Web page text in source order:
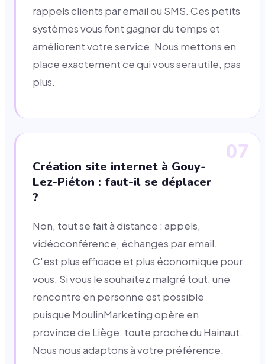
rappels clients par email ou SMS. Ces petits
systèmes vous font gagner du temps et
améliorent votre service. Nous mettons en
place exactement ce qui vous sera utile, pas
plus.
07
Création site internet à Gouy-
Lez-Piéton : faut-il se déplacer
?
Non, tout se fait à distance : appels,
vidéoconférence, échanges par email.
C'est plus efficace et plus économique pour
vous. Si vous le souhaitez malgré tout, une
rencontre en personne est possible
puisque MoulinMarketing opère en
province de Liège, toute proche du Hainaut.
Nous nous adaptons à votre préférence.